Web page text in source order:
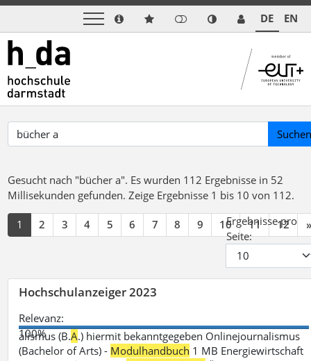
DE EN
Suchen
Gesucht nach "bücher a". Es wurden 112 Ergebnisse in 52
Millisekunden gefunden.Zeige Ergebnisse 1 bis 10 von 112.
1 2 3 4 5 6 7 8 9 10 11 12 »
Ergebnisse pro
Seite:
Hochschulanzeiger 2023
Relevanz:
100%
alismus (B.A.) hiermit bekanntgegeben Onlinejournalismus
(Bachelor of Arts) - Modulhandbuch 1 MB Energiewirtschaft